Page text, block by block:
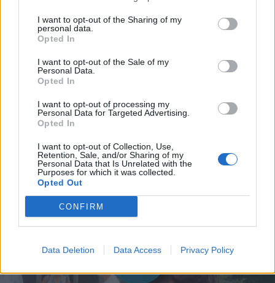
I want to opt-out of the Sharing of my
personal data.
Opted In
I want to opt-out of the Sale of my
Personal Data.
Opted In
I want to opt-out of processing my
Personal Data for Targeted Advertising.
Opted In
I want to opt-out of Collection, Use,
Retention, Sale, and/or Sharing of my
Personal Data that Is Unrelated with the
Purposes for which it was collected.
Opted Out
CONFIRM
Data Deletion Data Access Privacy Policy